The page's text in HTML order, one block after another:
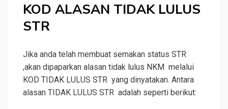
KOD ALASAN TIDAK LULUS
STR
Jika anda telah membuat semakan status STR
,akan dipaparkan alasan tidak lulus NKM melalui
KOD TIDAK LULUS STR yang dinyatakan. Antara
alasan TIDAK LULUS STR adalah seperti berikut: